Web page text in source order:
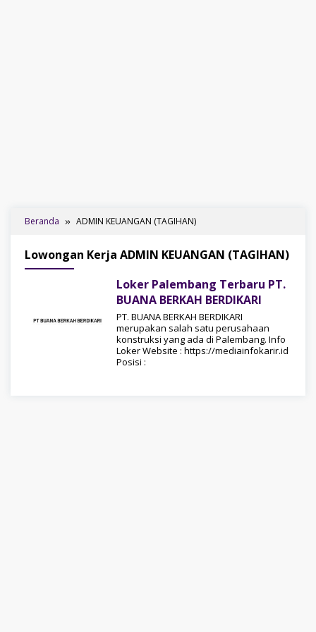
Beranda ADMIN KEUANGAN (TAGIHAN)
Lowongan Kerja ADMIN KEUANGAN (TAGIHAN)
Loker Palembang Terbaru PT.
BUANA BERKAH BERDIKARI
PT. BUANA BERKAH BERDIKARI
merupakan salah satu perusahaan
konstruksi yang ada di Palembang. Info
Loker Website : https://mediainfokarir.id
Posisi :